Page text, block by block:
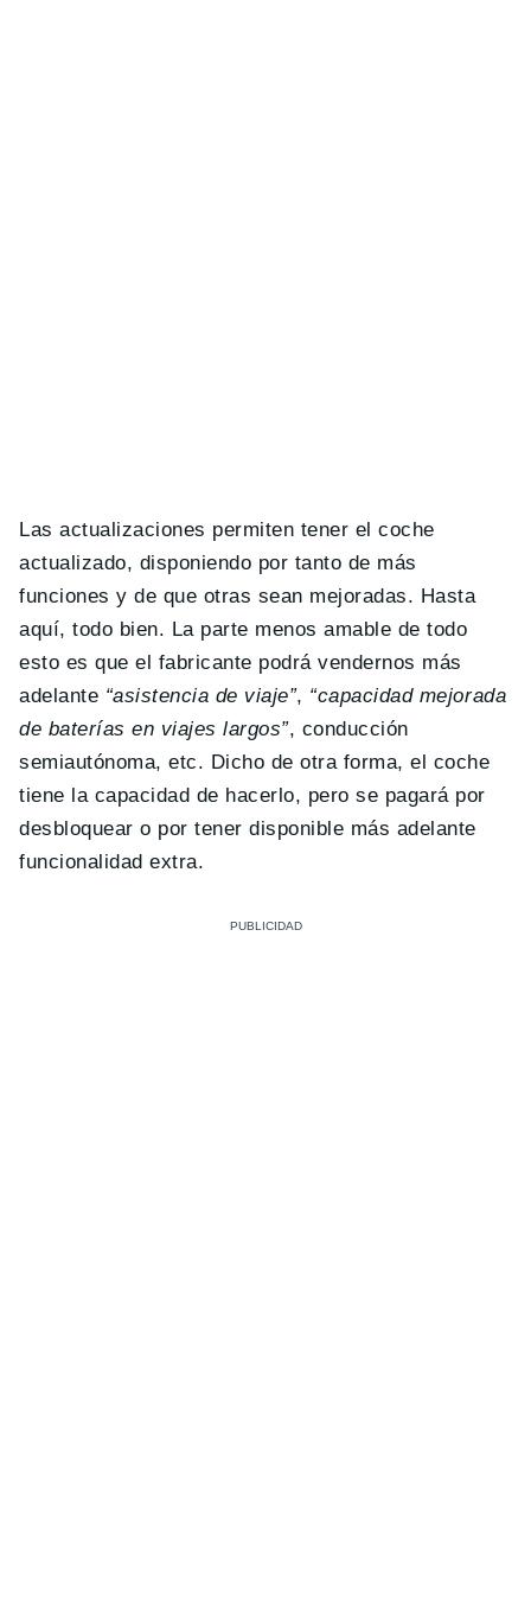
Las actualizaciones permiten tener el coche
actualizado, disponiendo por tanto de más
funciones y de que otras sean mejoradas. Hasta
aquí, todo bien. La parte menos amable de todo
esto es que el fabricante podrá vendernos más
adelante “asistencia de viaje”, “capacidad mejorada
de baterías en viajes largos”, conducción
semiautónoma, etc. Dicho de otra forma, el coche
tiene la capacidad de hacerlo, pero se pagará por
desbloquear o por tener disponible más adelante
funcionalidad extra.